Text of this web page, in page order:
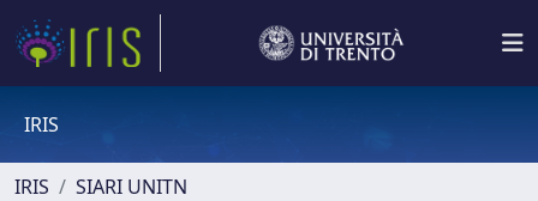
IRIS
IRIS
SIARI UNITN